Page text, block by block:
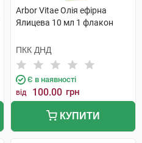
Arbor Vitae Олія ефірна
Ялицева 10 мл 1 флакон
ПКК ДНД
Є в наявності
від 100.00 грн
КУПИТИ